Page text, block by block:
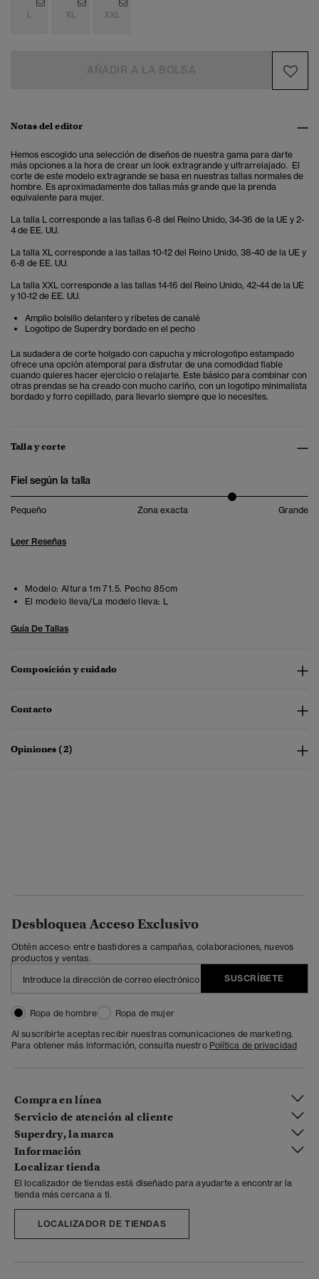
L XL XXL
Notas del editor
Hemos escogido una selección de diseños de nuestra gama para darte
más opciones a la hora de crear un look extragrande y ultrarrelajado. El
corte de este modelo extragrande se basa en nuestras tallas normales de
hombre. Es aproximadamente dos tallas más grande que la prenda
equivalente para mujer.
La talla L corresponde a las tallas 6-8 del Reino Unido, 34-36 de la UE y 2-
4 de EE. UU.
La talla XL corresponde a las tallas 10-12 del Reino Unido, 38-40 de la UE y
6-8 de EE. UU.
La talla XXL corresponde a las tallas 14-16 del Reino Unido, 42-44 de la UE
y 10-12 de EE. UU.
Amplio bolsillo delantero y ribetes de canalé
Logotipo de Superdry bordado en el pecho
La sudadera de corte holgado con capucha y micrologotipo estampado
ofrece una opción atemporal para disfrutar de una comodidad fiable
cuando quieres hacer ejercicio o relajarte. Este básico para combinar con
otras prendas se ha creado con mucho cariño, con un logotipo minimalista
bordado y forro cepillado, para llevarlo siempre que lo necesites.
Talla y corte
Fiel según la talla
Pequeño Zona exacta Grande
Leer Reseñas
Modelo: Altura 1m 71.5. Pecho 85cm
El modelo lleva/La modelo lleva: L
Guía De Tallas
Composición y cuidado
Contacto
Opiniones (2)
Desbloquea Acceso Exclusivo
Obtén acceso: entre bastidores a campañas, colaboraciones, nuevos
productos y ventas.
SUSCRÍBETE
Ropa de hombre
Ropa de mujer
Al suscribirte aceptas recibir nuestras comunicaciones de marketing.
Para obtener más información, consulta nuestro Política de privacidad
Compra en línea
Servicio de atención al cliente
Superdry, la marca
Información
Localizar tienda
El localizador de tiendas está diseñado para ayudarte a encontrar la
tienda más cercana a ti.
LOCALIZADOR DE TIENDAS